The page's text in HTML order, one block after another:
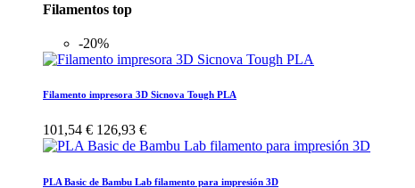
Filamentos top
-20%
Filamento impresora 3D Sicnova Tough PLA
101,54 € 126,93 €
PLA Basic de Bambu Lab filamento para impresión 3D